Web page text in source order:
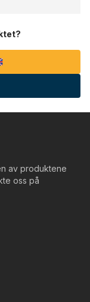
av produktene
oss på